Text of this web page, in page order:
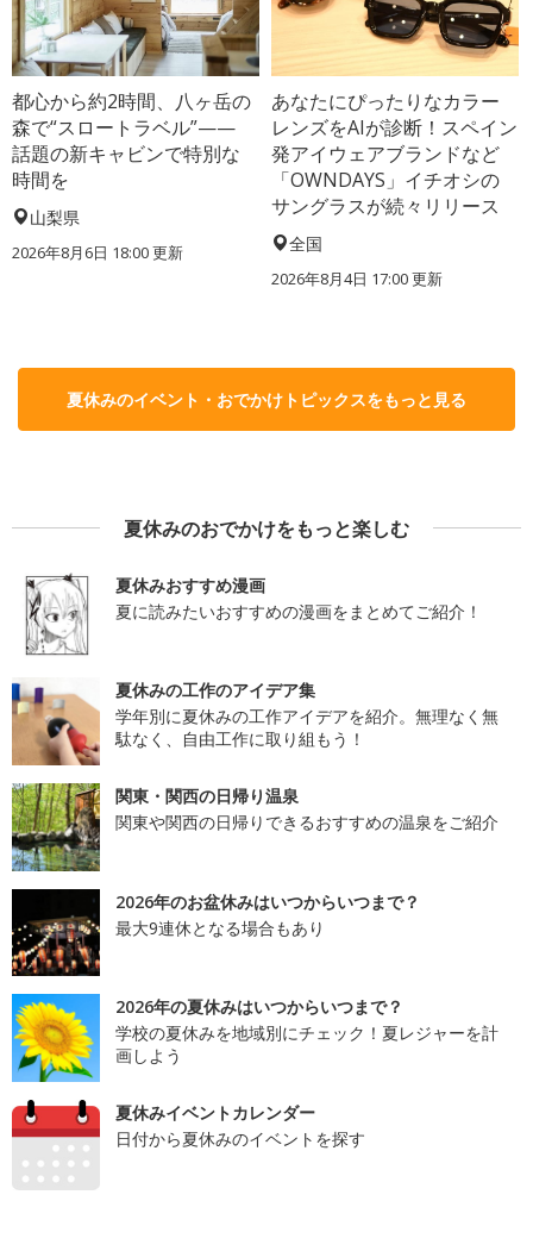
都心から約2時間、八ヶ岳の
森で“スロートラベル”——
話題の新キャビンで特別な
時間を
山梨県
2026年8月6日 18:00更新
あなたにぴったりなカラー
レンズをAIが診断！スペイン
発アイウェアブランドなど
「OWNDAYS」イチオシの
サングラスが続々リリース
全国
2026年8月4日 17:00更新
夏休みのイベント・おでかけトピックスをもっと見る
夏休みのおでかけをもっと楽しむ
夏休みおすすめ漫画
夏に読みたいおすすめの漫画をまとめてご紹介！
夏休みの工作のアイデア集
学年別に夏休みの工作アイデアを紹介。無理なく無
駄なく、自由工作に取り組もう！
関東・関西の日帰り温泉
関東や関西の日帰りできるおすすめの温泉をご紹介
2026年のお盆休みはいつからいつまで？
最大9連休となる場合もあり
2026年の夏休みはいつからいつまで？
学校の夏休みを地域別にチェック！夏レジャーを計
画しよう
夏休みイベントカレンダー
日付から夏休みのイベントを探す